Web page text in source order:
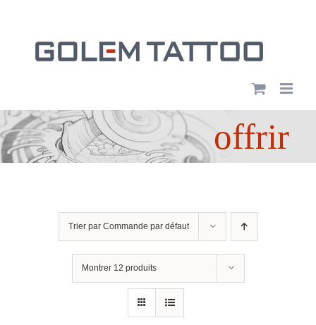
contenu
offrir
Trier par Commande par défaut
Montrer 12 produits